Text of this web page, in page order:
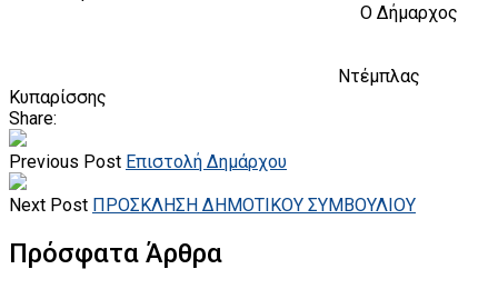
Ο Δήμαρχος
Ντέμπλας
Κυπαρίσσης
Share:
Previous Post Επιστολή Δημάρχου
Next Post ΠΡΟΣΚΛΗΣΗ ΔΗΜΟΤΙΚΟΥ ΣΥΜΒΟΥΛΙΟΥ
Πρόσφατα Άρθρα